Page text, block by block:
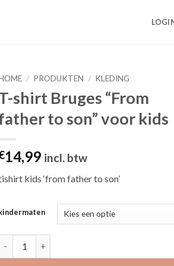
/ PRODUKTEN / KLEDING
shirt Bruges “From
to son” voor kids
14,99 incl. btw
kids ‘from father to son’